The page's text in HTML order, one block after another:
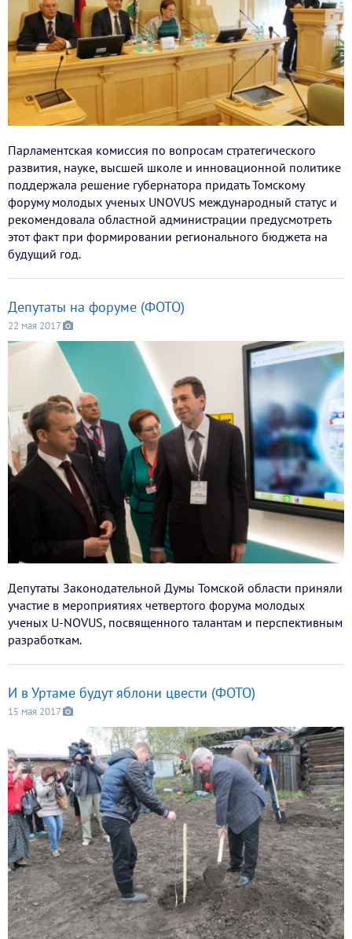
Парламентская комиссия по вопросам стратегического
развития, науке, высшей школе и инновационной политике
поддержала решение губернатора придать Томскому
форуму молодых ученых UNOVUS международный статус и
рекомендовала областной администрации предусмотреть
этот факт при формировании регионального бюджета на
будущий год.
Депутаты на форуме (ФОТО)
22 мая 2017
Депутаты Законодательной Думы Томской области приняли
участие в мероприятиях четвертого форума молодых
ученых U-NOVUS, посвященного талантам и перспективным
разработкам.
И в Уртаме будут яблони цвести (ФОТО)
15 мая 2017